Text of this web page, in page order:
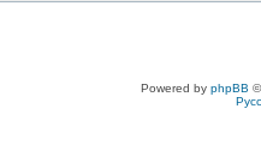
Powered by phpBB